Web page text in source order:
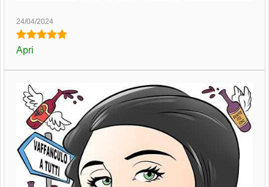
24/04/2024
Apri